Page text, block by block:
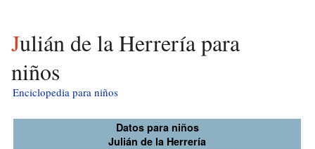
Julián de la Herrería para
niños
Enciclopedia para niños
Datos para niños
Julián de la Herrería